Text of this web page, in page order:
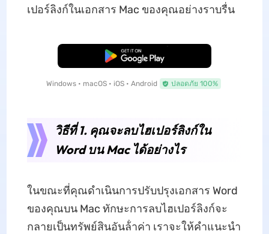
เปอร์ลิงก์ในเอกสาร Mac ของคุณอย่างราบรื่น
ดาวน์โหลดฟรี
Windows • macOS • iOS • Android ปลอดภัย 100%
วิธีที่ 1. คุณจะลบไฮเปอร์ลิงก์ใน
Word บน Mac ได้อย่างไร
ในขณะที่คุณดําเนินการปรับปรุงเอกสาร Word
ของคุณบน Mac ทักษะการลบไฮเปอร์ลิงก์จะ
กลายเป็นทรัพย์สินอันล้ําค่า เราจะให้คําแนะนํา